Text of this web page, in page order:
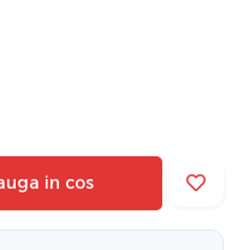
in cos